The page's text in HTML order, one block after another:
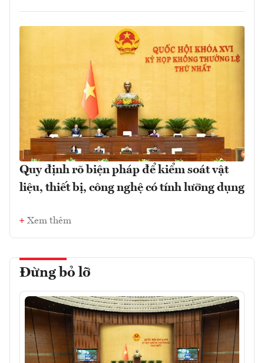
Quy định rõ biện pháp để kiểm soát vật
liệu, thiết bị, công nghệ có tính lưỡng dụng
Xem thêm
Đừng bỏ lỡ